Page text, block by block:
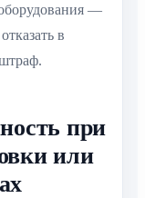
—
в
при
или